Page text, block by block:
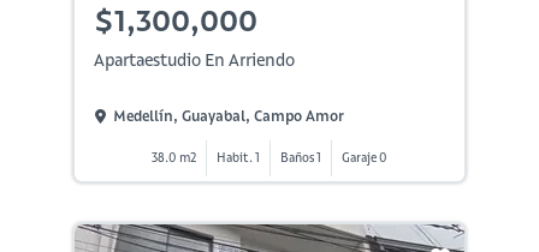
$1,300,000
Apartaestudio En Arriendo
Medellín, Guayabal, Campo Amor
38.0 m2 Habit. 1 Baños 1 Garaje 0